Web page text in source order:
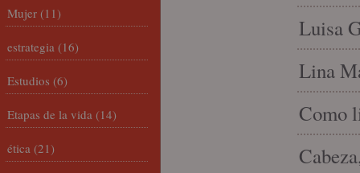
Luisa
Lina
Como
Mujer (11)
estrategia (16)
Estudios (6)
Etapas de la vida (14)
ética (21)